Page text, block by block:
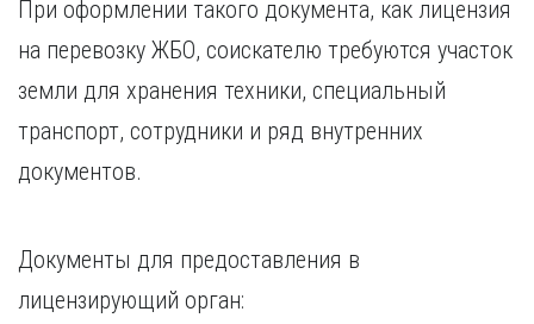
При оформлении такого документа, как лицензия
на перевозку ЖБО, соискателю требуются участок
земли для хранения техники, специальный
транспорт, сотрудники и ряд внутренних
документов.
Документы для предоставления в
лицензирующий орган: